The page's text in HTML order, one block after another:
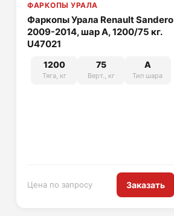
ФАРКОПЫ УРАЛА
Фаркопы Урала Renault Sandero
2009-2014, шар A, 1200/75 кг.
U47021
1200
Тяга, кг
75
Верт., кг
A
Тип шара
Цена по запросу Заказать